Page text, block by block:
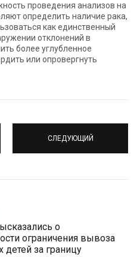
проведения анализов на
определить наличие рака,
как единственный
отклонений в
более углубленное
или опровергнуть
СЛЕДУЮЩИЙ
о
ограничения вывоза
за границу